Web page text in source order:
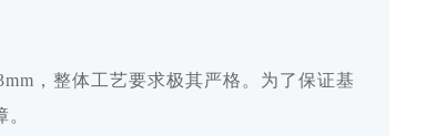
，整体工艺要求极其严格。为了保证基